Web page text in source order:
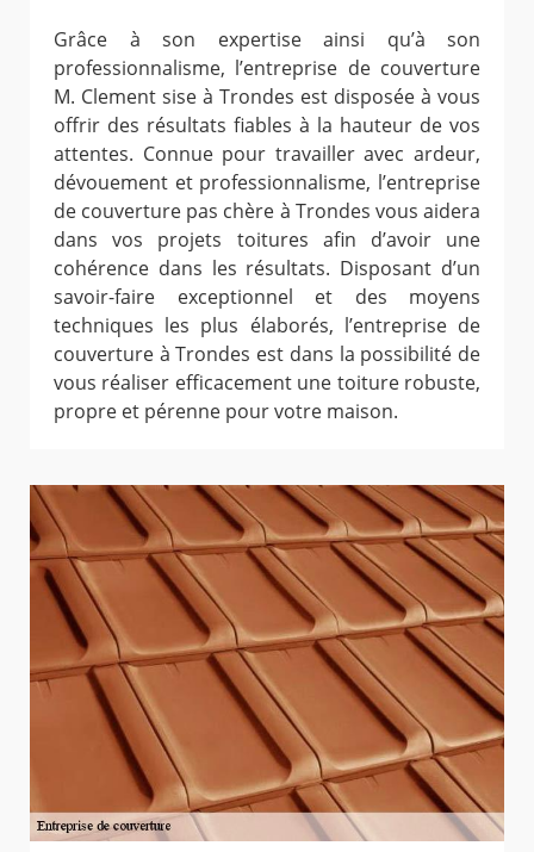
Grâce à son expertise ainsi qu’à son
professionnalisme, l’entreprise de couverture
M. Clement sise à Trondes est disposée à vous
offrir des résultats fiables à la hauteur de vos
attentes. Connue pour travailler avec ardeur,
dévouement et professionnalisme, l’entreprise
de couverture pas chère à Trondes vous aidera
dans vos projets toitures afin d’avoir une
cohérence dans les résultats. Disposant d’un
savoir-faire exceptionnel et des moyens
techniques les plus élaborés, l’entreprise de
couverture à Trondes est dans la possibilité de
vous réaliser efficacement une toiture robuste,
propre et pérenne pour votre maison.